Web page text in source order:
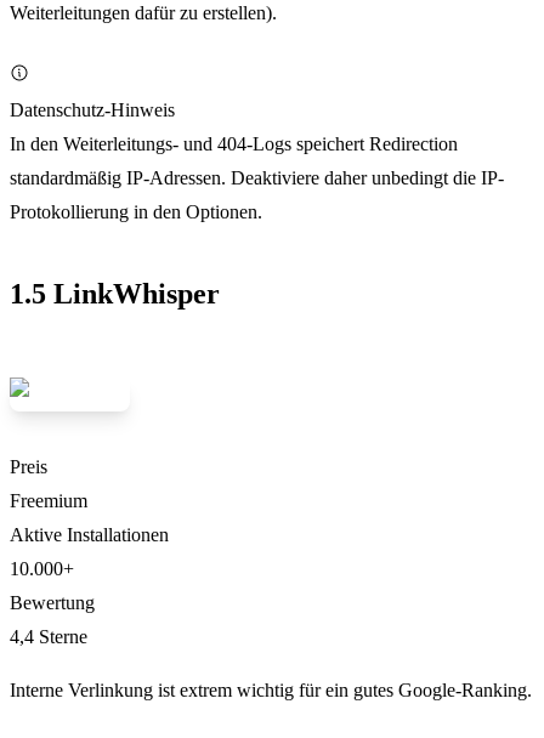
Weiterleitungen dafür zu erstellen).
Datenschutz-Hinweis
In den Weiterleitungs- und 404-Logs speichert Redirection
standardmäßig IP-Adressen. Deaktiviere daher unbedingt die IP-
Protokollierung in den Optionen.
1.5 LinkWhisper
Preis
Freemium
Aktive Installationen
10.000+
Bewertung
4,4 Sterne
Interne Verlinkung ist extrem wichtig für ein gutes Google-Ranking.